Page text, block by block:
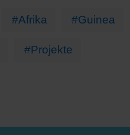
#Afrika #Guinea
#Projekte